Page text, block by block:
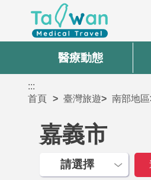
醫療動態
:::
首頁
臺灣旅遊 南部地區
嘉義市